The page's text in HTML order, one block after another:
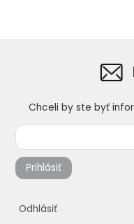
Chceli by ste byť
Prihlásiť
Odhlásiť